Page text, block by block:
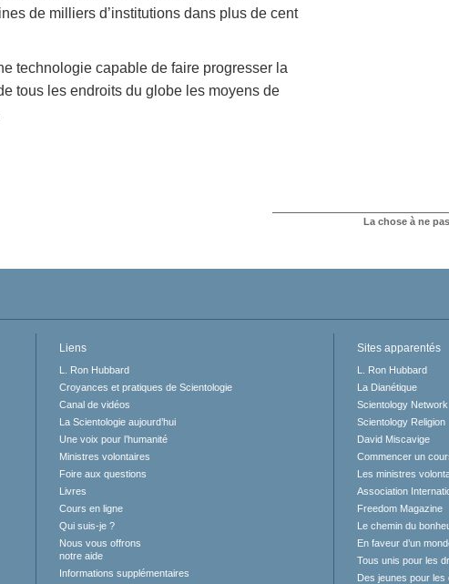
de milliers d’institutions dans plus de cent
technologie capable de faire progresser la
tous les endroits du globe les moyens de
La chose à ne
Liens
L. Ron Hubbard
Croyances et pratiques de Scientologie
Canal de vidéos
La Scientologie aujourd’hui
Une voix pour l’humanité
Ministres volontaires
Foire aux questions
Livres
Cours en ligne
Qui suis-je ?
Nous vous offrons
notre aide
Informations supplémentaires
Sites apparentés
L. Ron Hubbard
La Dianétique
Scientology Network
Scientology Religion
David Miscavige
Commencer un
Les ministres
Association
Freedom Magazine
Le chemin du
En faveur d’un
Tous unis pour les
Des jeunes pour les